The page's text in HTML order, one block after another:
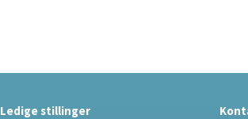
Ledige stillinger